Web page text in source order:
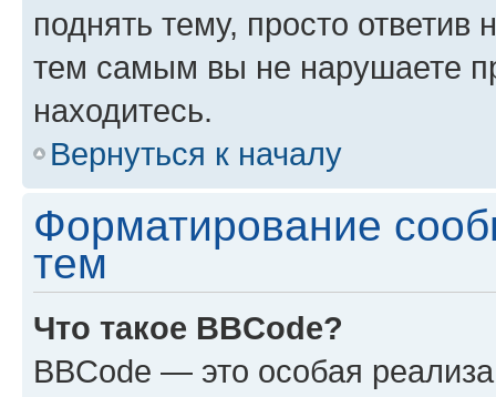
поднять тему, просто ответив
тем самым вы не нарушаете
находитесь.
Вернуться к началу
Форматирование
тем
Что такое BBCode?
BBCode — это особая